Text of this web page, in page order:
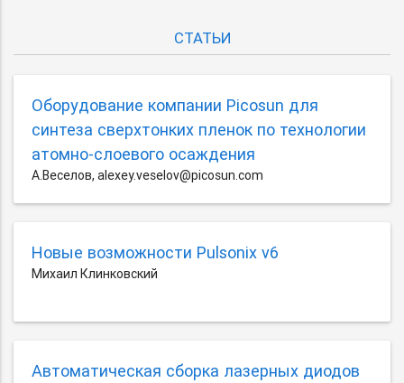
СТАТЬИ
Оборудование компании Picosun для
синтеза сверхтонких пленок по технологии
атомно-слоевого осаждения
А.Веселов, alexey.veselov@picosun.com
Новые возможности Pulsonix v6
Михаил Клинковский
Автоматическая сборка лазерных диодов